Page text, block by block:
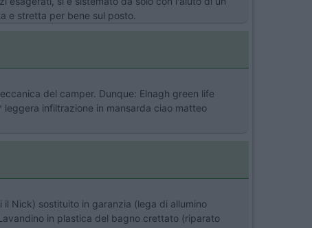
e stretta per bene sul posto.
del camper. Dunque: Elnagh green life
infiltrazione in mansarda ciao matteo
Nick) sostituito in garanzia (lega di allumino
in plastica del bagno crettato (riparato